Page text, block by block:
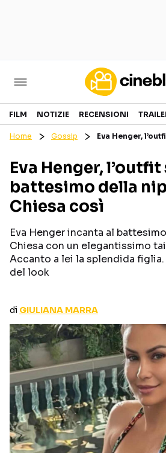
Cinema
GENERI
PERSONAGGI
Categorie
NOTIZIE
CURIOSITÀ
Seguici sui
FILM NOTIZIE RECENSIONI
Home Gossip Eva Henger,
Eva Henger,
battesimo della
Chiesa così
Eva Henger incanta al
Chiesa con un elegantissimo
Accanto a lei la splendida
del look
di GIULIANA MARRA